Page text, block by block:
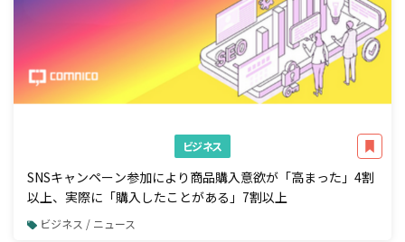
ビジネス
SNSキャンペーン参加により商品購入意欲が「高まった」4割
以上、実際に「購入したことがある」7割以上
ビジネス / ニュース